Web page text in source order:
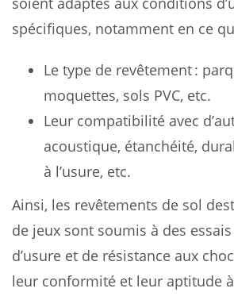
spécifiques, notamment en ce
Le type de revêtement :
moquettes, sols PVC, etc.
Leur compatibilité avec
acoustique, étanchéité,
à l’usure, etc.
Ainsi, les revêtements de sol
de jeux sont soumis à des essais
d’usure et de résistance aux
leur conformité et leur aptitude